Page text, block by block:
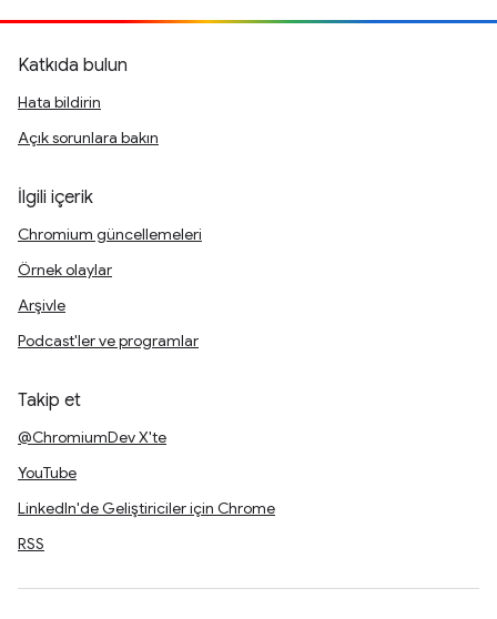
Katkıda bulun
Hata bildirin
Açık sorunlara bakın
İlgili içerik
Chromium güncellemeleri
Örnek olaylar
Arşivle
Podcast'ler ve programlar
Takip et
@ChromiumDev X'te
YouTube
LinkedIn'de Geliştiriciler için Chrome
RSS